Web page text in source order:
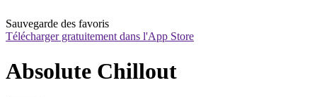
Sauvegarde des favoris
Télécharger gratuitement dans l'App Store
Absolute Chillout